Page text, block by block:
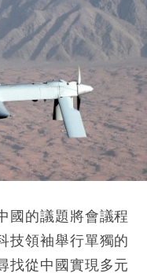
國的議題將會議程
技領袖舉行單獨的
找從中國實現多元